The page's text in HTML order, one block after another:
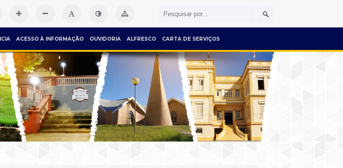
ACESSO À INFORMAÇÃO OUVIDORIA ALFRESCO CARTA DE SERVIÇOS